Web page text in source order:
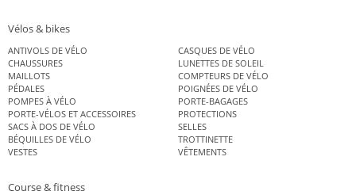
Vélos & bikes
ANTIVOLS DE VÉLO
CASQUES DE VÉLO
CHAUSSURES
LUNETTES DE SOLEIL
MAILLOTS
COMPTEURS DE VÉLO
PÉDALES
POIGNÉES DE VÉLO
POMPES À VÉLO
PORTE-BAGAGES
PORTE-VÉLOS ET ACCESSOIRES
PROTECTIONS
SACS À DOS DE VÉLO
SELLES
BÉQUILLES DE VÉLO
TROTTINETTE
VESTES
VÊTEMENTS
Course & fitness